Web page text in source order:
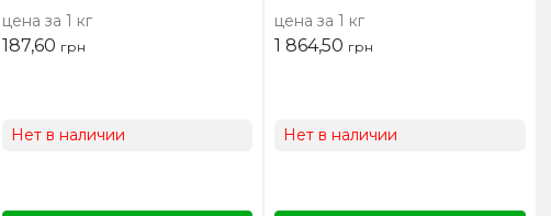
цена за 1 кг
187,60 грн
Нет в наличии
цена за 1 кг
1 864,50 грн
Нет в наличии